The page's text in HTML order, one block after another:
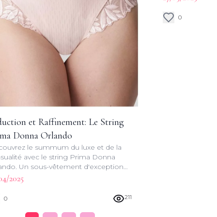
et Raffinement: Le String
Donna Orlando
le summum du luxe et de la
avec le string Prima Donna
Un sous-vêtement d'exception
style, qualité et confort pour une
inégalée.
2025
0 211
ne font aucun
0